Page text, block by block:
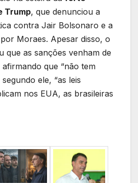
Trump, que denunciou a
contra Jair Bolsonaro e a
Moraes. Apesar disso, o
que as sanções venham de
que “não tem
ele, “as leis
nos EUA, as brasileiras